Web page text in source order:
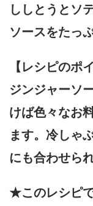
ししとうとソ
ソースをたっ
【レシピのポ
ジンジャーソ
けば色々なお
ます。冷しゃ
にも合わせら
★このレシピ